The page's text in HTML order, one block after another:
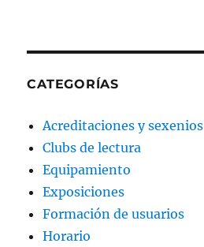
CATEGORÍAS
Acreditaciones y sexenios
Clubs de lectura
Equipamiento
Exposiciones
Formación de usuarios
Horario